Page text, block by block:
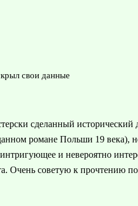
свои данные
сделанный исторический
романе Польши 19 века),
и невероятно
Очень советую к прочтению